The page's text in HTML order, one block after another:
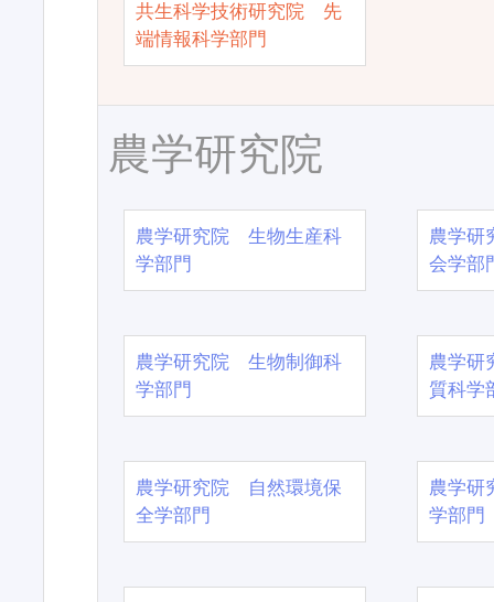
共生科学技術研究院 先
端情報科学部門
農学研究院
農学研究院 生物生産科
学部門
農学
会学部
農学研究院 生物制御科
学部門
農学
質科学
農学研究院 自然環境保
全学部門
農学
学部門